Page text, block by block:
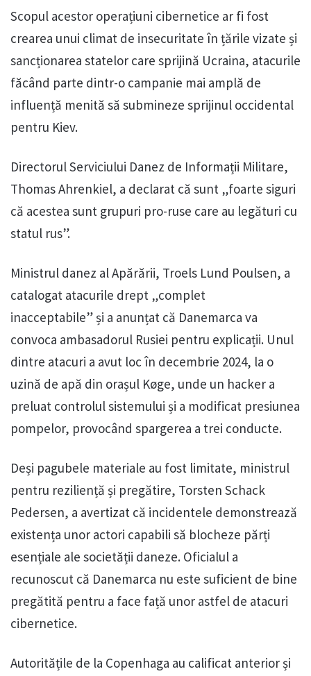
Scopul acestor operațiuni cibernetice ar fi fost
crearea unui climat de insecuritate în țările vizate și
sancționarea statelor care sprijină Ucraina, atacurile
făcând parte dintr-o campanie mai amplă de
influență menită să submineze sprijinul occidental
pentru Kiev.
Directorul Serviciului Danez de Informații Militare,
Thomas Ahrenkiel, a declarat că sunt „foarte siguri
că acestea sunt grupuri pro-ruse care au legături cu
statul rus”.
Ministrul danez al Apărării, Troels Lund Poulsen, a
catalogat atacurile drept „complet
inacceptabile” și a anunțat că Danemarca va
convoca ambasadorul Rusiei pentru explicații. Unul
dintre atacuri a avut loc în decembrie 2024, la o
uzină de apă din orașul Køge, unde un hacker a
preluat controlul sistemului și a modificat presiunea
pompelor, provocând spargerea a trei conducte.
Deși pagubele materiale au fost limitate, ministrul
pentru reziliență și pregătire, Torsten Schack
Pedersen, a avertizat că incidentele demonstrează
existența unor actori capabili să blocheze părți
esențiale ale societății daneze. Oficialul a
recunoscut că Danemarca nu este suficient de bine
pregătită pentru a face față unor astfel de atacuri
cibernetice.
Autoritățile de la Copenhaga au calificat anterior și